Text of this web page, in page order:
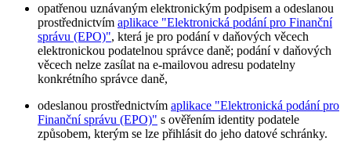
opatřenou uznávaným elektronickým podpisem a odeslanou
prostřednictvím aplikace "Elektronická podání pro Finanční
správu (EPO)", která je pro podání v daňových věcech
elektronickou podatelnou správce daně; podání v daňových
věcech nelze zasílat na e-mailovou adresu podatelny
konkrétního správce daně,
odeslanou prostřednictvím aplikace "Elektronická podání pro
Finanční správu (EPO)" s ověřením identity podatele
způsobem, kterým se lze přihlásit do jeho datové schránky.